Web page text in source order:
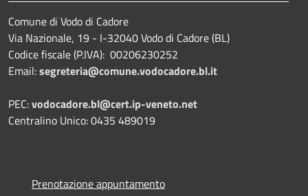
Comune di Vodo di Cadore
Via Nazionale, 19 - I-32040 Vodo di Cadore (BL)
Codice fiscale (P.IVA): 00206230252
Email:segreteria@comune.vodocadore.bl.it
PEC:vodocadore.bl@cert.ip-veneto.net
Centralino Unico: 0435 489019
Prenotazione appuntamento